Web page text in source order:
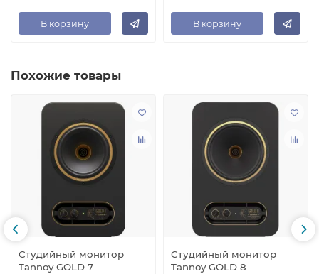
В корзину В корзину
Похожие товары
Студийный монитор
Tannoy GOLD 7
Студийный монитор
Tannoy GOLD 8